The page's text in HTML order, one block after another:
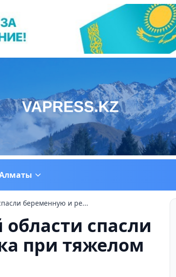
беременную и ре...
области спасли
при тяжелом